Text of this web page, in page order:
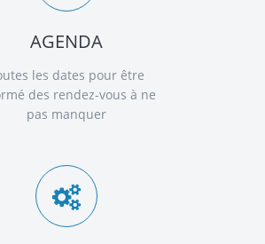
AGENDA
les dates pour être
des rendez-vous à ne
pas manquer